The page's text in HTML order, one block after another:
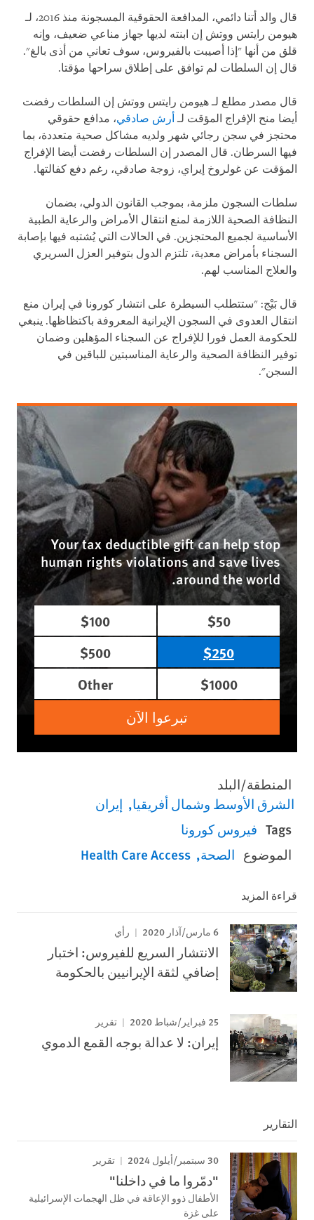
قال والد أتنا دائمي، المدافعة الحقوقية المسجونة منذ 2016، لـ
هيومن رايتس ووتش إن ابنته لديها جهاز مناعي ضعيف، وإنه
قلق من أنها "إذا أصيبت بالفيروس، سوف تعاني من أذى بالغ".
قال إن السلطات لم توافق على إطلاق سراحها مؤقتا.
قال مصدر مطلع لـ هيومن رايتس ووتش إن السلطات رفضت
أيضا منح الإفراج المؤقت لـ أرش صادقي، مدافع حقوقي
محتجز في سجن رجائي شهر ولديه مشاكل صحية متعددة، بما
فيها السرطان. قال المصدر إن السلطات رفضت أيضا الإفراج
المؤقت عن غولروخ إيراي، زوجة صادقي، رغم دفع كفالتها.
سلطات السجون ملزمة، بموجب القانون الدولي، بضمان
النظافة الصحية اللازمة لمنع انتقال الأمراض والرعاية الطبية
الأساسية لجميع المحتجزين. في الحالات التي يُشتبه فيها بإصابة
السجناء بأمراض معدية، تلتزم الدول بتوفير العزل السريري
والعلاج المناسب لهم.
قال بَيْج: "ستتطلب السيطرة على انتشار كورونا في إيران منع
انتقال العدوى في السجون الإيرانية المعروفة باكتظاظها. ينبغي
للحكومة العمل فورا للإفراج عن السجناء المؤهلين وضمان
توفير النظافة الصحية والرعاية المناسبتين للباقين في
السجن".
Your tax deductible gift can help stop
human rights violations and save lives
around the world.
$50
$100
$250
$500
$1000
Other
تبرعوا الآن
المنطقة/البلد
الشرق الأوسط وشمال أفريقيا إيران
Tags فيروس كورونا
الموضوع الصحة Health Care Access
قراءة المزيد
6 مارس/آذار 2020 رأي
الانتشار السريع للفيروس: اختبار
إضافي لثقة الإيرانيين بالحكومة
25 فبراير/شباط 2020 تقرير
إيران: لا عدالة بوجه القمع الدموي
التقارير
30 سبتمبر/أيلول 2024 تقرير
"دمّروا ما في داخلنا"
الأطفال ذوو الإعاقة في ظل الهجمات الإسرائيلية
على غزة